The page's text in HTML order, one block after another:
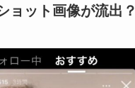
ョット画像が流出？